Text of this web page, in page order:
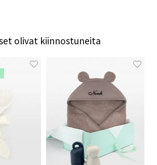
olivat kiinnostuneita